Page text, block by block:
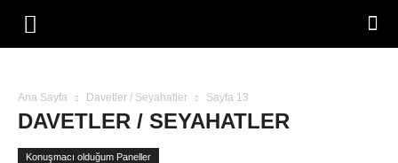
Ana Sayfa Davetler / Seyahatler Sayfa 13
DAVETLER / SEYAHATLER
Konuşmacı olduğum Paneller